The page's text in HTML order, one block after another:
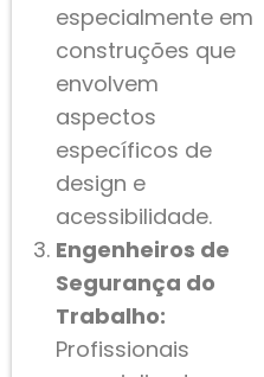
especialmente em
construções que
envolvem
aspectos
específicos de
design e
acessibilidade.
Engenheiros de
Segurança do
Trabalho:
Profissionais